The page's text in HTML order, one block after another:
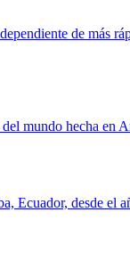
de más
mundo hecha en
Ecuador, desde